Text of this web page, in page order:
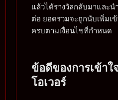
แล้วได้รางวัลกลับมาและน
ต่อ ยอดรวมจะถูกนับเพิ่มเ
ครบตามเงื่อนไขที่กำหนด
ข้อดีของการเข้าใ
โอเวอร์